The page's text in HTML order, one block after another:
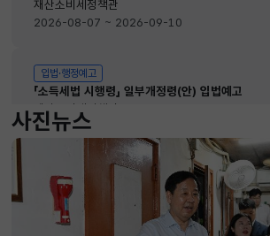
재산소비세정책관
2026-08-07 ~ 2026-09-10
입법·행정예고
「소득세법 시행령」 일부개정령(안) 입법예고
재산소비세정책관
2026-08-07 ~ 2026-09-10
사진뉴스